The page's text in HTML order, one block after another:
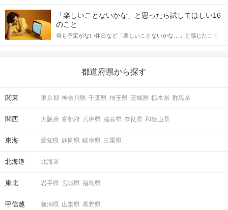
気軽にマッチング投票を♪
合にどのような行動に繋げるべきかをご紹介していきます。
しかし、中には「どう誘ったらいいの？」とお困りの男性もいら
っしゃるのではないでしょうか。 そこで今回は、男性から女性へ
送るLINEでのデートの誘い方のコツをご紹介します。例文も混じ
えながら解説するので、ぜひ参考にしてください。
「楽しいことないかな」と思ったら試してほしい16
のこと
何も予定がない休日など「楽しいことないかな…」と感じたこと
の楽しいことアイデアを集めました♪ いままさに楽しいことを探し
都道府県から探す
関東 東京都 神奈川県 千葉県 埼玉県 茨城県 栃木県 群馬県
関西 大阪府 京都府 兵庫県 滋賀県 奈良県 和歌山県
東海 愛知県 静岡県 岐阜県 三重県
北海道 北海道
東北 岩手県 宮城県 福島県
甲信越 新潟県 山梨県 長野県